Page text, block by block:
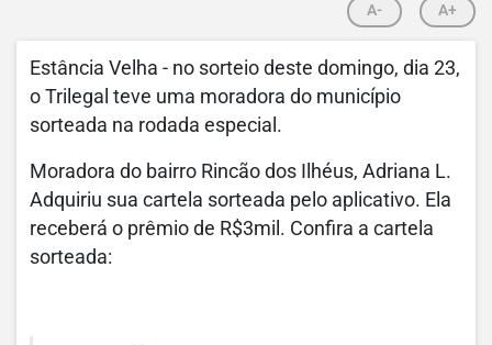
A- A+
Estância Velha - no sorteio deste domingo, dia 23,
o Trilegal teve uma moradora do município
sorteada na rodada especial.
Moradora do bairro Rincão dos Ilhéus, Adriana L.
Adquiriu sua cartela sorteada pelo aplicativo. Ela
receberá o prêmio de R$3mil. Confira a cartela
sorteada: